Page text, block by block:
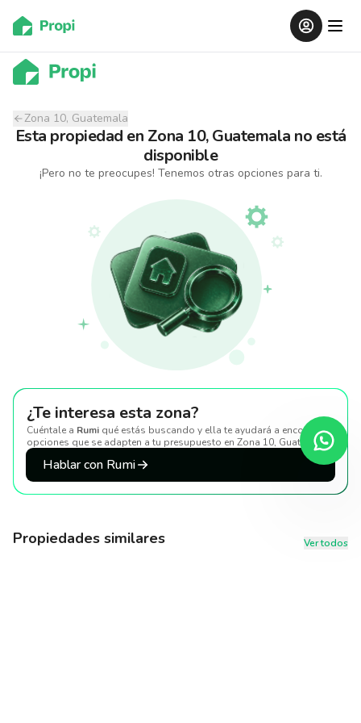
Zona 10, Guatemala
Esta propiedad en Zona 10, Guatemala no está
disponible
¡Pero no te preocupes! Tenemos otras opciones para ti.
¿Te interesa esta zona?
Cuéntale a Rumi qué estás buscando y ella te ayudará a encontrar
opciones que se adapten a tu presupuesto en Zona 10, Guatemala.
Hablar con Rumi
Propiedades similares Ver todos